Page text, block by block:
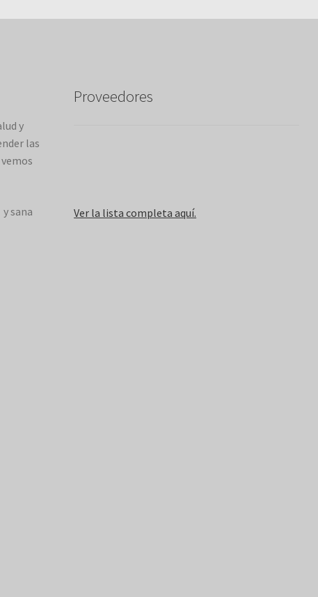
y
las
sana
Proveedores
Ver la lista completa aquí.